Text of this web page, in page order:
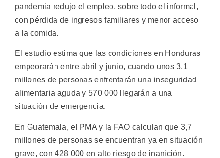
pandemia redujo el empleo, sobre todo el informal,
con pérdida de ingresos familiares y menor acceso
a la comida.
El estudio estima que las condiciones en Honduras
empeorarán entre abril y junio, cuando unos 3,1
millones de personas enfrentarán una inseguridad
alimentaria aguda y 570 000 llegarán a una
situación de emergencia.
En Guatemala, el PMA y la FAO calculan que 3,7
millones de personas se encuentran ya en situación
grave, con 428 000 en alto riesgo de inanición.